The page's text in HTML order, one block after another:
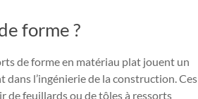
forme ?
de forme en matériau plat jouent un
l’ingénierie de la construction. Ces
de feuillards ou de tôles à ressorts